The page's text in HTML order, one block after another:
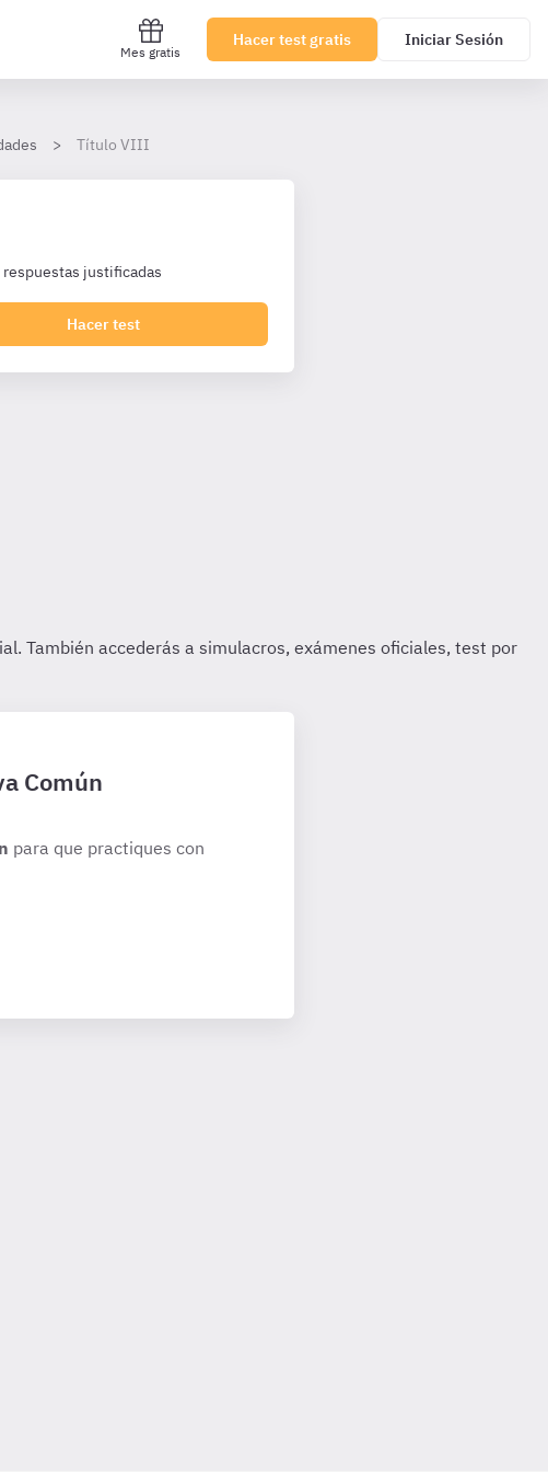
Mes gratis
Hacer test gratis Iniciar Sesión
Título VIII
respuestas justificadas
Hacer test
Común
para que practiques con